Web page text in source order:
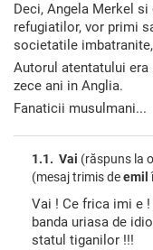
Deci, Angela Merkel
refugiatilor, vor primi
societatile
Autorul atentatului era
zece ani in Anglia.
Fanaticii musulmani...
1.1. Vai (răspuns la
(mesaj trimis deemil
Vai ! Ce frica imi e
banda uriasa de
statul tiganilor !!!